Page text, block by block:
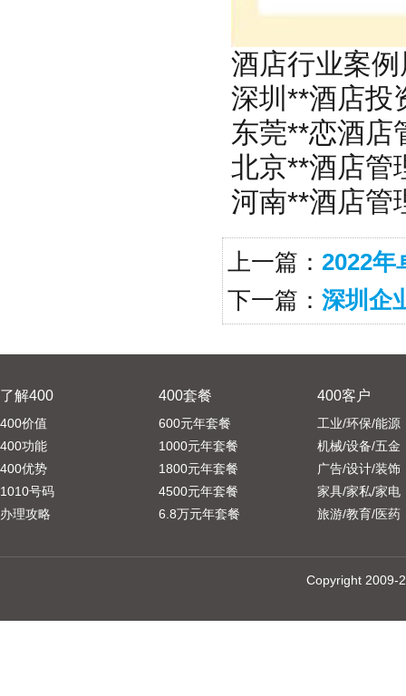
酒店行业案
深圳**酒店投
东莞**恋酒店
北京**酒店管
河南**酒店管
上一篇： 2022年
下一篇： 深圳企
了解400
400价值
400功能
400优势
1010号码
办理攻略
400套餐
600元年套餐
1000元年套餐
1800元年套餐
4500元年套餐
6.8万元年套餐
400客户
工业/环保/能源
机械/设备/五金
广告/设计/装饰
家具/家私/家电
旅游/教育/医药
Copyright 2009-